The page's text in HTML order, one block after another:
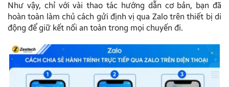
Như vậy, chỉ với vài thao tác hướng dẫn cơ bản, bạn đã
hoàn toàn làm chủ cách gửi định vị qua Zalo trên thiết bị di
động để giữ kết nối an toàn trong mọi chuyến đi.